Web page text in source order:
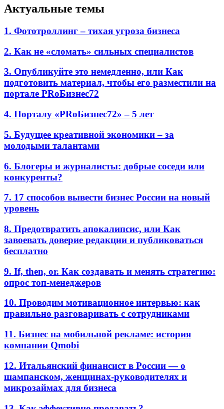
Актуальные темы
1. Фототроллинг – тихая угроза бизнеса
2. Как не «сломать» сильных специалистов
3. Опубликуйте это немедленно, или Как
подготовить материал, чтобы его разместили на
портале PRоБизнес72
4. Порталу «PRоБизнес72» – 5 лет
5. Будущее креативной экономики – за
молодыми талантами
6. Блогеры и журналисты: добрые соседи или
конкуренты?
7. 17 способов вывести бизнес России на новый
уровень
8. Предотвратить апокалипсис, или Как
завоевать доверие редакции и публиковаться
бесплатно
9. If, then, or. Как создавать и менять стратегию:
опрос топ-менеджеров
10. Проводим мотивационное интервью: как
правильно разговаривать с сотрудниками
11. Бизнес на мобильной рекламе: история
компании Qmobi
12. Итальянский финансист в России — о
шампанском, женщинах-руководителях и
микрозаймах для бизнеса